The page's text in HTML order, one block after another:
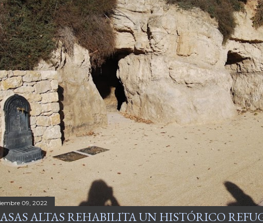
09, 2022
ALTAS REHABILITA UN HISTÓRICO